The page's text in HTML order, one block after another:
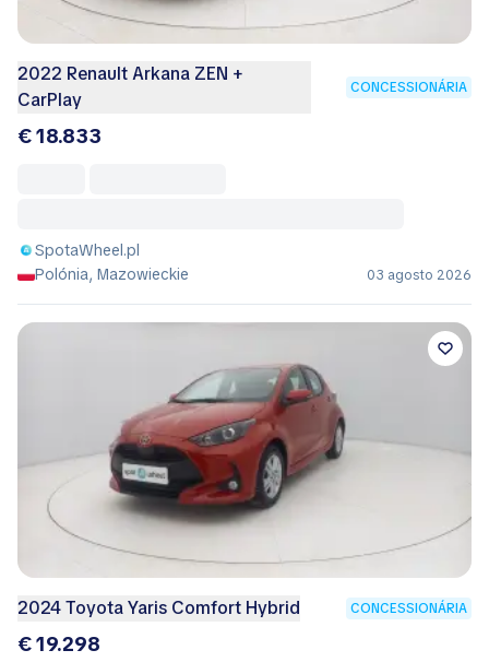
2022 Renault Arkana ZEN +
CarPlay
CONCESSIONÁRIA
€ 18.833
SpotaWheel.pl
Polónia, Mazowieckie
03 agosto 2026
2024 Toyota Yaris Comfort Hybrid CONCESSIONÁRIA
€ 19.298